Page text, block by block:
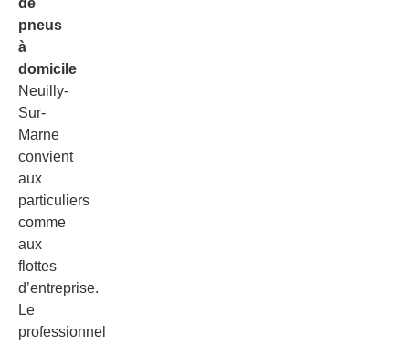
de
pneus
à
domicile
Neuilly-
Sur-
Marne
convient
aux
particuliers
comme
aux
flottes
d’entreprise.
Le
professionnel